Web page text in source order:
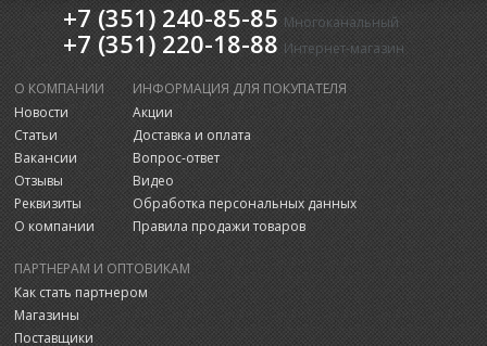
+7 (351) 240-85-85 Многоканальный
+7 (351) 220-18-88 Интернет-магазин
О КОМПАНИИ
Новости
Статьи
Вакансии
Отзывы
Реквизиты
О компании
ИНФОРМАЦИЯ ДЛЯ ПОКУПАТЕЛЯ
Акции
Доставка и оплата
Вопрос-ответ
Видео
Обработка персональных данных
Правила продажи товаров
ПАРТНЕРАМ И ОПТОВИКАМ
Как стать партнером
Магазины
Поставщики